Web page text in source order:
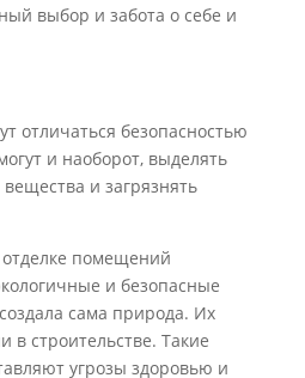
выбор и забота о себе и
отличаться безопасностью
и наоборот, выделять
и загрязнять
помещений
и безопасные
сама природа. Их
в строительстве. Такие
угрозы здоровью и